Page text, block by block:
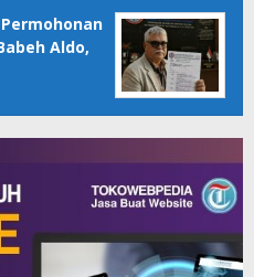
Aldo,